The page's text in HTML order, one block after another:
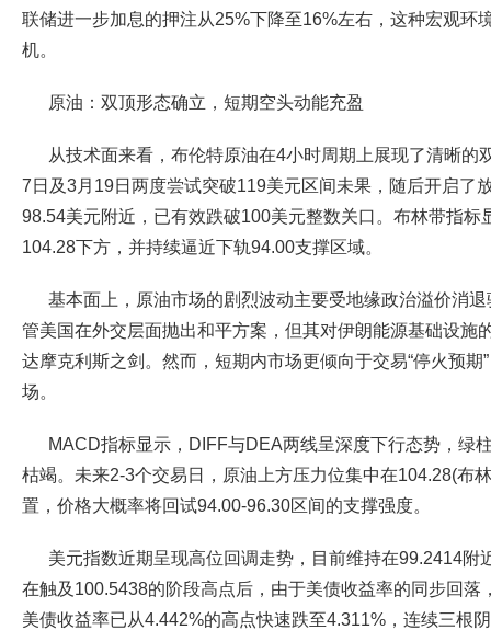
联储进一步加息的押注从25%下降至16%左右，这种宏观环
机。
原油：双顶形态确立，短期空头动能充盈
从技术面来看，布伦特原油在4小时周期上展现了清晰的
7日及3月19日两度尝试突破119美元区间未果，随后开启了
98.54美元附近，已有效跌破100美元整数关口。布林带指标
104.28下方，并持续逼近下轨94.00支撑区域。
基本面上，原油市场的剧烈波动主要受地缘政治溢价消
管美国在外交层面抛出和平方案，但其对伊朗能源基础设施
达摩克利斯之剑。然而，短期内市场更倾向于交易“停火预期
场。
MACD指标显示，DIFF与DEA两线呈深度下行态势，绿
枯竭。未来2-3个交易日，原油上方压力位集中在104.28(布
置，价格大概率将回试94.00-96.30区间的支撑强度。
美元指数近期呈现高位回调走势，目前维持在99.2414附
在触及100.5438的阶段高点后，由于美债收益率的同步回落
美债收益率已从4.442%的高点快速跌至4.311%，连续三根